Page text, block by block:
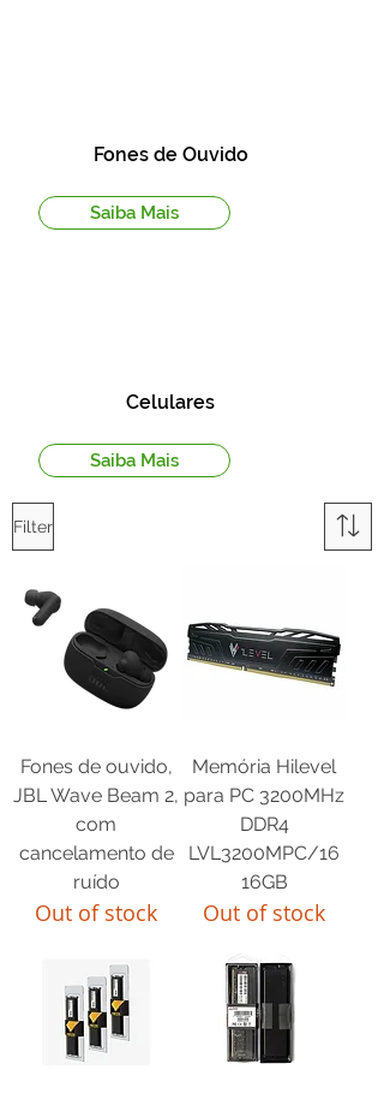
Fones de Ouvido
Saiba Mais
Celulares
Saiba Mais
Filter
Fones de ouvido,
JBL Wave Beam 2,
com
cancelamento de
ruído
Out of stock
Memória Hilevel
para PC 3200MHz
DDR4
LVL3200MPC/16
16GB
Out of stock